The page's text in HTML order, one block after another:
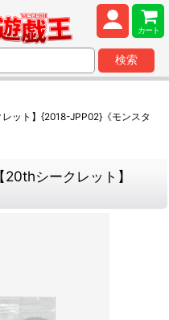
カート
検索
ット】{2018-JPP02}《モンスタ
シークレット】